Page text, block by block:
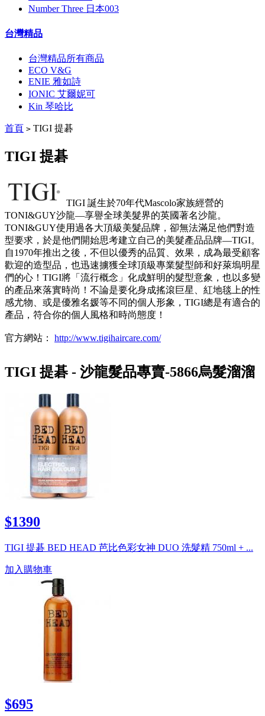
Number Three 日本003
台灣精品
台灣精品所有商品
ECO V&G
ENIE 雅如詩
IONIC 艾爾妮可
Kin 琴哈比
首頁 > TIGI 提碁
TIGI 提碁
TIGI 誕生於70年代Mascolo家族經營的
TONI&GUY沙龍—享譽全球美髮界的英國著名沙龍。
TONI&GUY使用過各大頂級美髮品牌，卻無法滿足他們對造
型要求，於是他們開始思考建立自己的美髮產品品牌—TIGI。
自1970年推出之後，不但以優秀的品質、效果，成為最受顧客
歡迎的造型品，也迅速擄獲全球頂級專業髮型師和好萊塢明星
們的心！TIGI將「流行概念」化成鮮明的髮型意象，也以多變
的產品來落實時尚！不論是要化身成搖滾巨星、紅地毯上的性
感尤物、或是優雅名媛等不同的個人形象，TIGI總是有適合的
產品，符合你的個人風格和時尚態度！
官方網站： http://www.tigihaircare.com/
TIGI 提碁 - 沙龍髮品專賣-5866烏髮溜溜
$1390
TIGI 提碁 BED HEAD 芭比色彩女神 DUO 洗髮精 750ml + ...
加入購物車
$695